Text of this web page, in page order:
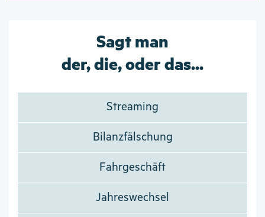
Sagt man
der, die, oder das...
Streaming
Bilanzfälschung
Fahrgeschäft
Jahreswechsel